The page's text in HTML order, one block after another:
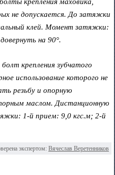
не допускается. До затяжки
клей. Момент затяжки:
на 90°.
крепления зубчатого
использование которого не
резьбу и опорную
маслом. Дистанционную
1-й прием: 9,0 кгс.м; 2-й
экспертом: Вячеслав Веретенников